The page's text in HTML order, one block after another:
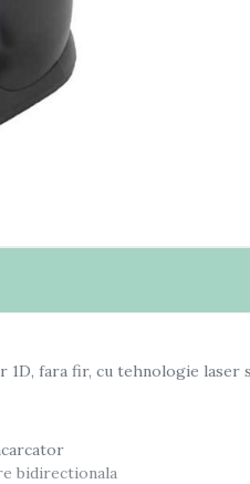
fara fir, cu tehnologie laser
bidirectionala